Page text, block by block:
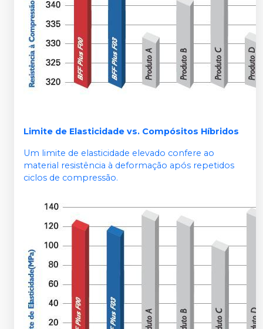
Limite de Elasticidade vs. Compósitos Híbridos
Um limite de elasticidade elevado confere ao
material resistência à deformação após repetidos
ciclos de compressão.